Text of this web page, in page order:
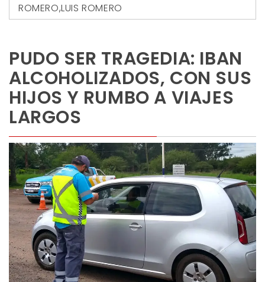
ROMERO,LUIS ROMERO
PUDO SER TRAGEDIA: IBAN
ALCOHOLIZADOS, CON SUS
HIJOS Y RUMBO A VIAJES
LARGOS